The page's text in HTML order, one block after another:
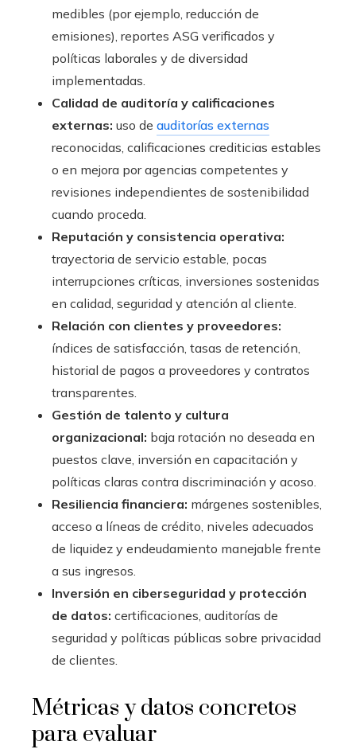
medibles (por ejemplo, reducción de
emisiones), reportes ASG verificados y
políticas laborales y de diversidad
implementadas.
Calidad de auditoría y calificaciones
externas: uso de auditorías externas
reconocidas, calificaciones crediticias estables
o en mejora por agencias competentes y
revisiones independientes de sostenibilidad
cuando proceda.
Reputación y consistencia operativa:
trayectoria de servicio estable, pocas
interrupciones críticas, inversiones sostenidas
en calidad, seguridad y atención al cliente.
Relación con clientes y proveedores:
índices de satisfacción, tasas de retención,
historial de pagos a proveedores y contratos
transparentes.
Gestión de talento y cultura
organizacional: baja rotación no deseada en
puestos clave, inversión en capacitación y
políticas claras contra discriminación y acoso.
Resiliencia financiera: márgenes sostenibles,
acceso a líneas de crédito, niveles adecuados
de liquidez y endeudamiento manejable frente
a sus ingresos.
Inversión en ciberseguridad y protección
de datos: certificaciones, auditorías de
seguridad y políticas públicas sobre privacidad
de clientes.
Métricas y datos concretos
para evaluar